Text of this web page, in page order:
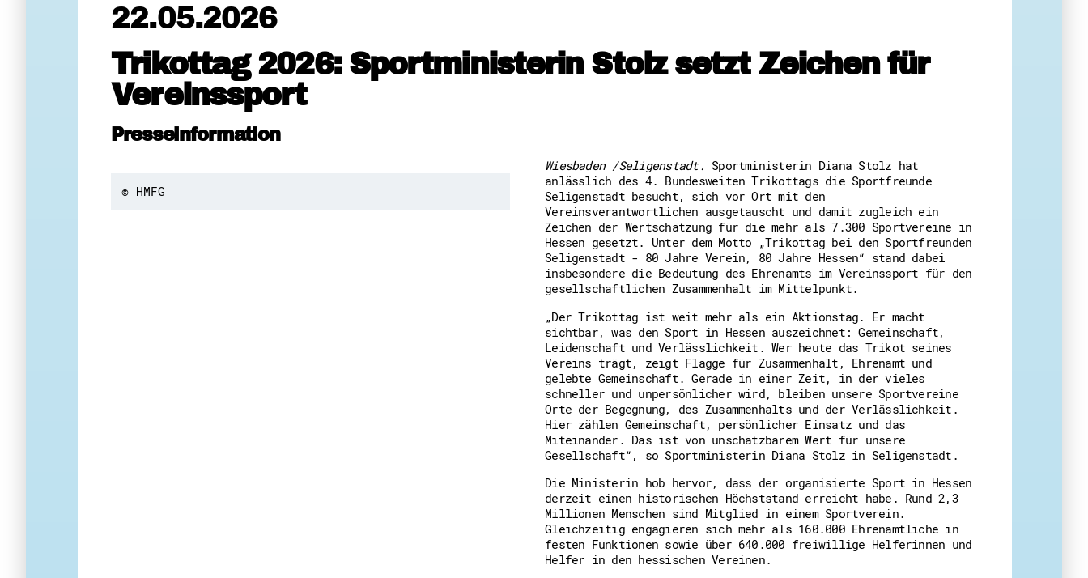
Datenschutz
Erklärung zur Barrierefreiheit
22.05.2026
Trikottag 2026: Sportministerin Stolz setzt Zeichen für
Vereinssport
Presseinformation
© HMFG
Wiesbaden /Seligenstadt. Sportministerin Diana Stolz hat
anlässlich des 4. Bundesweiten Trikottags die Sportfreunde
Seligenstadt besucht, sich vor Ort mit den
Vereinsverantwortlichen ausgetauscht und damit zugleich ein
Zeichen der Wertschätzung für die mehr als 7.300 Sportvereine in
Hessen gesetzt. Unter dem Motto „Trikottag bei den Sportfreunden
Seligenstadt - 80 Jahre Verein, 80 Jahre Hessen“ stand dabei
insbesondere die Bedeutung des Ehrenamts im Vereinssport für den
gesellschaftlichen Zusammenhalt im Mittelpunkt.
„Der Trikottag ist weit mehr als ein Aktionstag. Er macht
sichtbar, was den Sport in Hessen auszeichnet: Gemeinschaft,
Leidenschaft und Verlässlichkeit. Wer heute das Trikot seines
Vereins trägt, zeigt Flagge für Zusammenhalt, Ehrenamt und
gelebte Gemeinschaft. Gerade in einer Zeit, in der vieles
schneller und unpersönlicher wird, bleiben unsere Sportvereine
Orte der Begegnung, des Zusammenhalts und der Verlässlichkeit.
Hier zählen Gemeinschaft, persönlicher Einsatz und das
Miteinander. Das ist von unschätzbarem Wert für unsere
Gesellschaft“, so Sportministerin Diana Stolz in Seligenstadt.
Die Ministerin hob hervor, dass der organisierte Sport in Hessen
derzeit einen historischen Höchststand erreicht habe. Rund 2,3
Millionen Menschen sind Mitglied in einem Sportverein.
Gleichzeitig engagieren sich mehr als 160.000 Ehrenamtliche in
festen Funktionen sowie über 640.000 freiwillige Helferinnen und
Helfer in den hessischen Vereinen.